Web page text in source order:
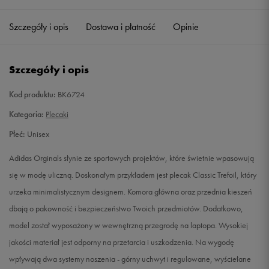
Szczegóły i opis Dostawa i płatność Opinie
Szczegóły i opis
Kod produktu: BK6724
Kategoria: Plecaki
Płeć: Unisex
Adidas Orginals słynie ze sportowych projektów, które świetnie wpasowują
się w modę uliczną. Doskonałym przykładem jest plecak Classic Trefoil, który
urzeka minimalistycznym designem. Komora główna oraz przednia kieszeń
dbają o pakowność i bezpieczeństwo Twoich przedmiotów. Dodatkowo,
model został wyposażony w wewnętrzną przegrodę na laptopa. Wysokiej
jakości materiał jest odporny na przetarcia i uszkodzenia. Na wygodę
wpływają dwa systemy noszenia - górny uchwyt i regulowane, wyściełane